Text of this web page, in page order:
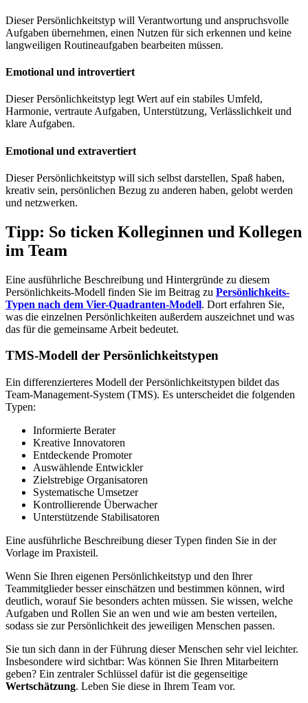
Dieser Persönlichkeitstyp will Verantwortung und anspruchsvolle
Aufgaben übernehmen, einen Nutzen für sich erkennen und keine
langweiligen Routineaufgaben bearbeiten müssen.
Emotional und introvertiert
Dieser Persönlichkeitstyp legt Wert auf ein stabiles Umfeld,
Harmonie, vertraute Aufgaben, Unterstützung, Verlässlichkeit und
klare Aufgaben.
Emotional und extravertiert
Dieser Persönlichkeitstyp will sich selbst darstellen, Spaß haben,
kreativ sein, persönlichen Bezug zu anderen haben, gelobt werden
und netzwerken.
Tipp: So ticken Kolleginnen und Kollegen
im Team
Eine ausführliche Beschreibung und Hintergründe zu diesem
Persönlichkeits-Modell finden Sie im Beitrag zu Persönlichkeits-
Typen nach dem Vier-Quadranten-Modell. Dort erfahren Sie,
was die einzelnen Persönlichkeiten außerdem auszeichnet und was
das für die gemeinsame Arbeit bedeutet.
TMS-Modell der Persönlichkeitstypen
Ein differenzierteres Modell der Persönlichkeitstypen bildet das
Team-Management-System (TMS). Es unterscheidet die folgenden
Typen:
Informierte Berater
Kreative Innovatoren
Entdeckende Promoter
Auswählende Entwickler
Zielstrebige Organisatoren
Systematische Umsetzer
Kontrollierende Überwacher
Unterstützende Stabilisatoren
Eine ausführliche Beschreibung dieser Typen finden Sie in der
Vorlage im Praxisteil.
Wenn Sie Ihren eigenen Persönlichkeitstyp und den Ihrer
Teammitglieder besser einschätzen und bestimmen können, wird
deutlich, worauf Sie besonders achten müssen. Sie wissen, welche
Aufgaben und Rollen Sie an wen und wie am besten verteilen,
sodass sie zur Persönlichkeit des jeweiligen Menschen passen.
Sie tun sich dann in der Führung dieser Menschen sehr viel leichter.
Insbesondere wird sichtbar: Was können Sie Ihren Mitarbeitern
geben? Ein zentraler Schlüssel dafür ist die gegenseitige
Wertschätzung. Leben Sie diese in Ihrem Team vor.